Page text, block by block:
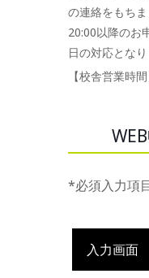
の連絡をもちま
20:00以降のお
日の対応となり
【校舎営業時
*必須入力項
入力画面